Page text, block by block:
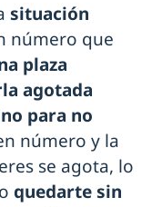
situación
número que
plaza
agotada
para no
número y la
se agota, lo
quedarte sin